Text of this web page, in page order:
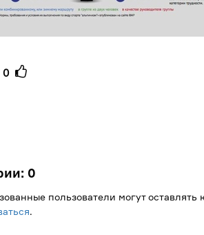
0
0
пользователи могут
.